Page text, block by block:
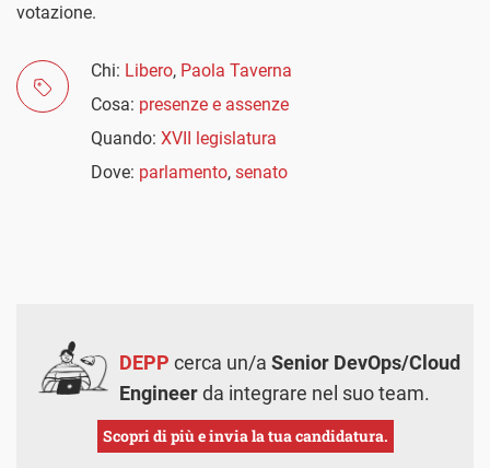
votazione.
Chi: Libero, Paola Taverna
Cosa: presenze e assenze
Quando: XVII legislatura
Dove: parlamento, senato
DEPP cerca un/a Senior DevOps/Cloud
Engineerda integrare nel suo team.
Scopri di più e invia la tua candidatura.